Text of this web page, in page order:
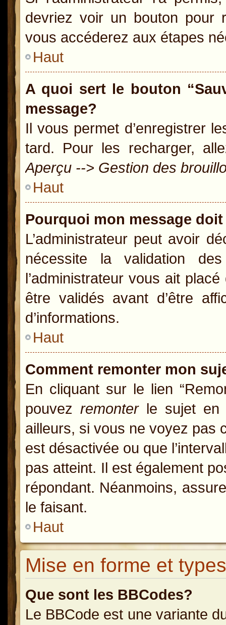
devriez voir un bouton pour
vous accéderez aux étapes
Haut
A quoi sert le bouton
message?
Il vous permet d’enregistrer
tard. Pour les recharger,
Aperçu --> Gestion des
Haut
Pourquoi mon message
L’administrateur peut avoir
nécessite la validation
l’administrateur vous ait
être validés avant d’être
d’informations.
Haut
Comment remonter mon
En cliquant sur le lien
pouvez remonterle sujet en
ailleurs, si vous ne voyez pas
est désactivée ou que
pas atteint. Il est également
répondant. Néanmoins,
le faisant.
Haut
Mise en forme et
Que sont les BBCodes?
Le BBCode est une variante